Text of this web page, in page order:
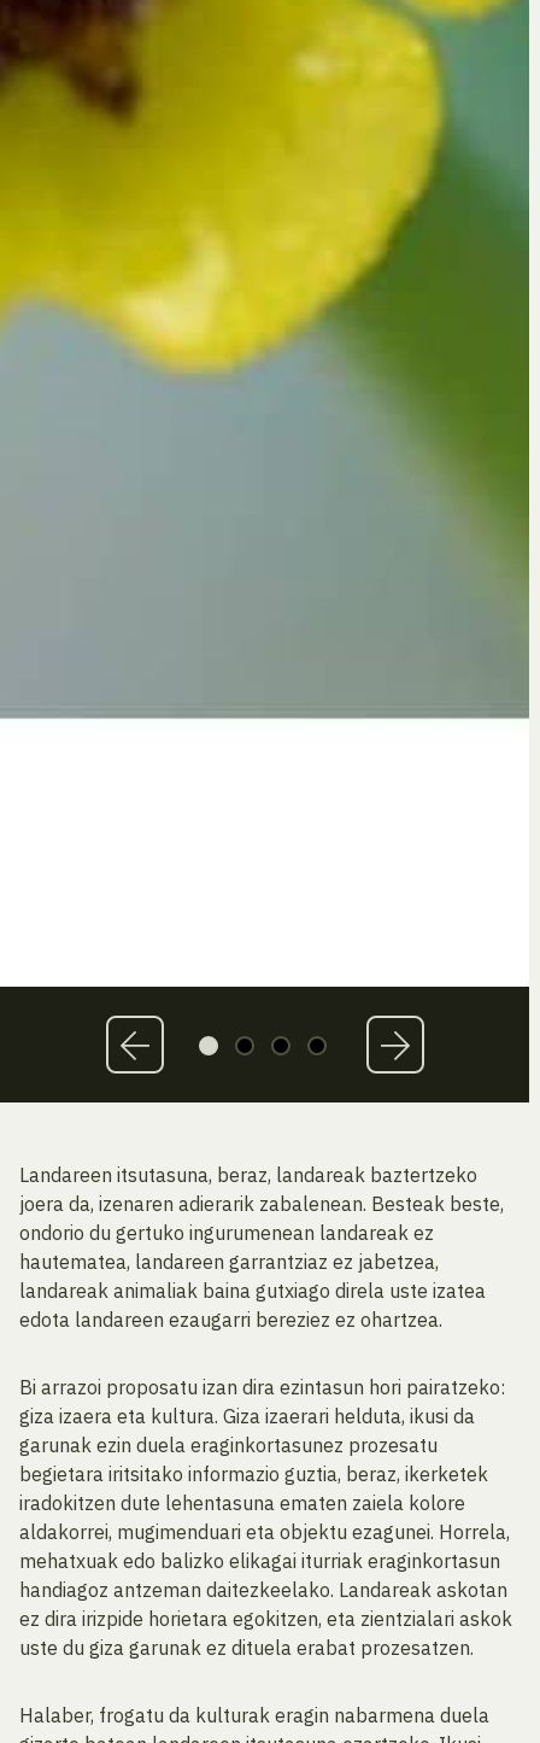
Landareen itsutasuna, beraz, landareak baztertzeko
joera da, izenaren adierarik zabalenean. Besteak beste,
ondorio du gertuko ingurumenean landareak ez
hautematea, landareen garrantziaz ez jabetzea,
landareak animaliak baina gutxiago direla uste izatea
edota landareen ezaugarri bereziez ez ohartzea.
Bi arrazoi proposatu izan dira ezintasun hori pairatzeko:
giza izaera eta kultura. Giza izaerari helduta, ikusi da
garunak ezin duela eraginkortasunez prozesatu
begietara iritsitako informazio guztia, beraz, ikerketek
iradokitzen dute lehentasuna ematen zaiela kolore
aldakorrei, mugimenduari eta objektu ezagunei. Horrela,
mehatxuak edo balizko elikagai iturriak eraginkortasun
handiagoz antzeman daitezkeelako. Landareak askotan
ez dira irizpide horietara egokitzen, eta zientzialari askok
uste du giza garunak ez dituela erabat prozesatzen.
Halaber, frogatu da kulturak eragin nabarmena duela